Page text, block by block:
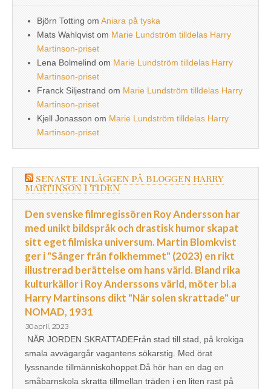
Björn Totting om Aniara på tyska
Mats Wahlqvist om Marie Lundström tilldelas Harry
Martinson-priset
Lena Bolmelind om Marie Lundström tilldelas Harry
Martinson-priset
Franck Siljestrand om Marie Lundström tilldelas Harry
Martinson-priset
Kjell Jonasson om Marie Lundström tilldelas Harry
Martinson-priset
SENASTE INLÄGGEN PÅ BLOGGEN HARRY
MARTINSON I TIDEN
Den svenske filmregissören Roy Andersson har
med unikt bildspråk och drastisk humor skapat
sitt eget filmiska universum. Martin Blomkvist
ger i "Sånger från folkhemmet" (2023) en rikt
illustrerad berättelse om hans värld. Bland rika
kulturkällor i Roy Anderssons värld, möter bl.a
Harry Martinsons dikt "När solen skrattade" ur
NOMAD, 1931
30 april, 2023
NÄR JORDEN SKRATTADEFrån stad till stad, på krokiga
smala avvägargår vagantens sökarstig. Med örat
lyssnande tillmänniskohoppet.Då hör han en dag en
småbarnskola skratta tillmellan träden i en liten rast på